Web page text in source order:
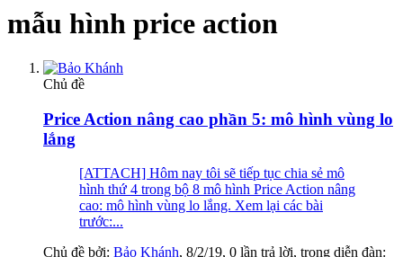
mẫu hình price action
Chủ đề
Price Action nâng cao phần 5: mô hình vùng lo
lắng
[ATTACH] Hôm nay tôi sẽ tiếp tục chia sẻ mô
hình thứ 4 trong bộ 8 mô hình Price Action nâng
cao: mô hình vùng lo lắng. Xem lại các bài
trước:...
Chủ đề bởi: Bảo Khánh, 8/2/19, 0 lần trả lời, trong diễn đàn: